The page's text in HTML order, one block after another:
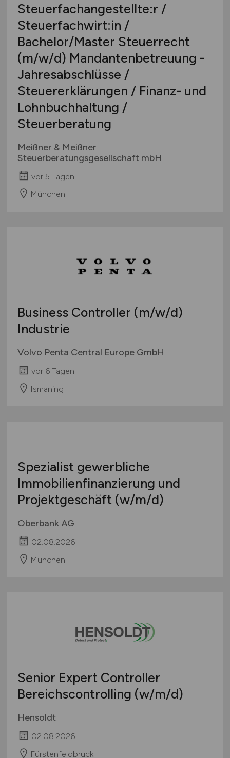
Steuerfachangestellte:r /
Steuerfachwirt:in /
Bachelor/Master Steuerrecht
(m/w/d) Mandantenbetreuung -
Jahresabschlüsse /
Steuererklärungen / Finanz- und
Lohnbuchhaltung /
Steuerberatung
Meißner & Meißner
Steuerberatungsgesellschaft mbH
vor 5 Tagen
München
Business Controller (m/w/d)
Industrie
Volvo Penta Central Europe GmbH
vor 6 Tagen
Ismaning
Spezialist gewerbliche
Immobilienfinanzierung und
Projektgeschäft (w/m/d)
Oberbank AG
02.08.2026
München
Senior Expert Controller
Bereichscontrolling (w/m/d)
Hensoldt
02.08.2026
Fürstenfeldbruck